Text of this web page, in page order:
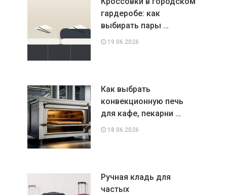
гардеробе: как
выбирать пары …
19.06.2026
Как выбрать
конвекционную печь
для кафе, пекарни …
18.06.2026
Ручная кладь для
частых